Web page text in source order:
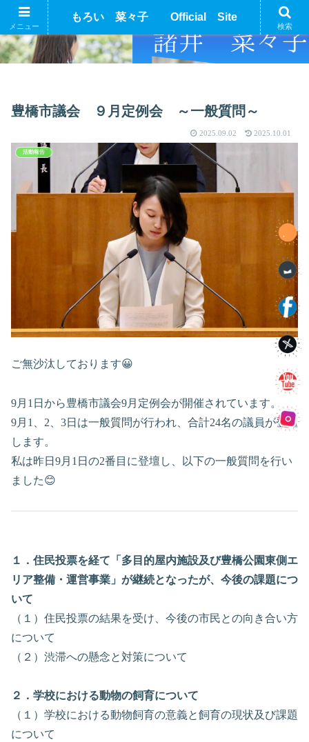
豊橋市議会 ９月定例会 ～一般質問～
2025.09.02 2025.10.01
活動報告
ご無沙汰しております😀
9月1日から豊橋市議会9月定例会が開催されています。
9月1、2、3日は一般質問が行われ、合計24名の議員が登壇
します。
私は昨日9月1日の2番目に登壇し、以下の一般質問を行い
ました😊
１．住民投票を経て「多目的屋内施設及び豊橋公園東側エ
リア整備・運営事業」が継続となったが、今後の課題につ
いて
（１）住民投票の結果を受け、今後の市民との向き合い方
について
（２）渋滞への懸念と対策について
２．学校における動物の飼育について
（１）学校における動物飼育の意義と飼育の現状及び課題
について
メニュー
もろい 菜々子 Official Site
検索